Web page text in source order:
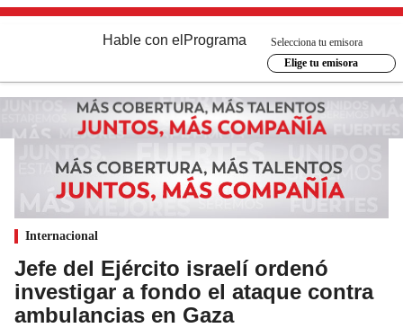
Hable con el Programa
Selecciona tu emisora
Elige tu emisora
Internacional
Jefe del Ejército israelí ordenó
investigar a fondo el ataque contra
ambulancias en Gaza